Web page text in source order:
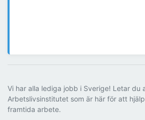
Vi har alla lediga jobb i Sverige! Letar du
Arbetslivsinstitutet som är här för att
framtida arbete.